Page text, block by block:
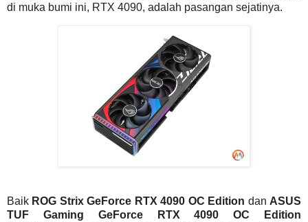
di muka bumi ini, RTX 4090, adalah pasangan sejatinya.
Baik ROG Strix GeForce RTX 4090 OC Edition dan ASUS
TUF Gaming GeForce RTX 4090 OC Edition